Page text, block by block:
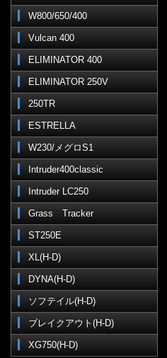
W800/650/400
Vulcan 400
ELIMINATOR 400
ELIMINATOR 250V
250TR
ESTRELLA
W230/メグロS1
Intruder400classic
Intruder LC250
Grass Tracker
ST250E
XL(H-D)
DYNA(H-D)
ソフテイル(H-D)
ブレイクアウト(H-D)
XG750(H-D)